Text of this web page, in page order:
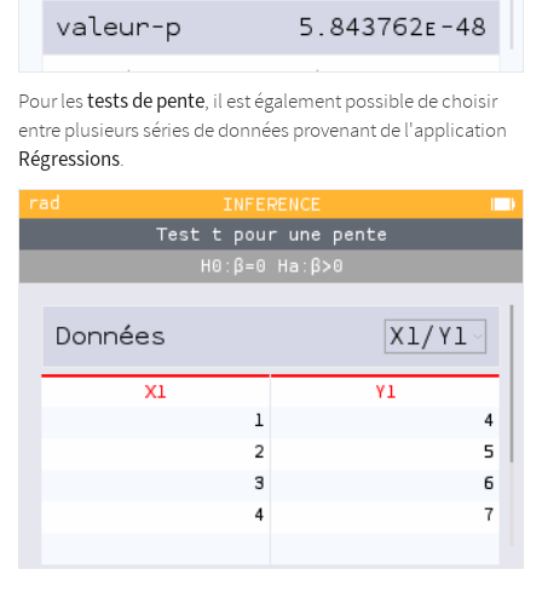
Pour lestests de pente, il est également possible de choisir
entre plusieurs séries de données provenant de l'application
Régressions.